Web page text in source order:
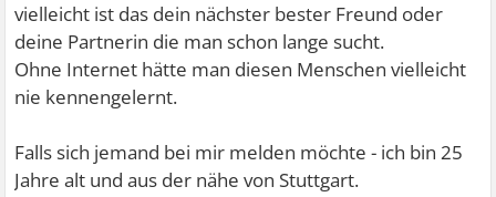
vielleicht ist das dein nächster bester Freund oder
deine Partnerin die man schon lange sucht.
Ohne Internet hätte man diesen Menschen vielleicht
nie kennengelernt.
Falls sich jemand bei mir melden möchte - ich bin 25
Jahre alt und aus der nähe von Stuttgart.